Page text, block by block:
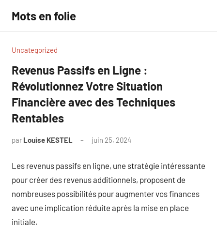
contenu
Mots en folie
Uncategorized
Revenus Passifs en Ligne :
Révolutionnez Votre Situation
Financière avec des Techniques
Rentables
par Louise KESTEL juin 25, 2024
Les revenus passifs en ligne, une stratégie intéressante
pour créer des revenus additionnels, proposent de
nombreuses possibilités pour augmenter vos finances
avec une implication réduite après la mise en place
initiale.